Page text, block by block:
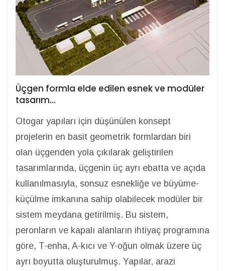
Üçgen formla elde edilen esnek ve modüler
tasarım…
Otogar yapıları için düşünülen konsept
projelerin en basit geometrik formlardan biri
olan üçgenden yola çıkılarak geliştirilen
tasarımlarında, üçgenin üç ayrı ebatta ve açıda
kullanılmasıyla, sonsuz esnekliğe ve büyüme-
küçülme imkanına sahip olabilecek modüler bir
sistem meydana getirilmiş. Bu sistem,
peronların ve kapalı alanların ihtiyaç programına
göre, T-enha, A-kıcı ve Y-oğun olmak üzere üç
ayrı boyutta oluşturulmuş. Yapılar, arazi